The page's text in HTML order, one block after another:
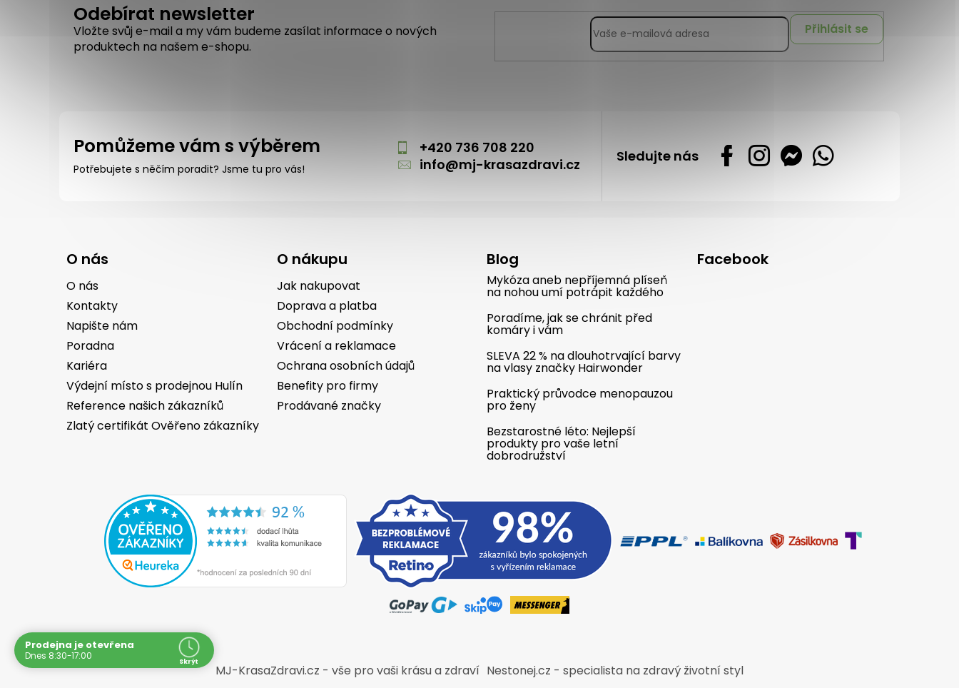
Odebírat newsletter
Vložte svůj e-mail a my vám budeme zasílat informace o nových
produktech na našem e-shopu.
Přihlásit se
Pomůžeme vám s výběrem
Potřebujete s něčím poradit? Jsme tu pro vás!
+420 736 708 220
info@mj-krasazdravi.cz Sledujte nás
O nás
O nás
Kontakty
Napište nám
Poradna
Kariéra
Výdejní místo s prodejnou Hulín
Reference našich zákazníků
Zlatý certifikát Ověřeno zákazníky
O nákupu
Jak nakupovat
Doprava a platba
Obchodní podmínky
Vrácení a reklamace
Ochrana osobních údajů
Benefity pro firmy
Prodávané značky
Blog
Mykóza aneb nepříjemná plíseň
na nohou umí potrápit každého
Poradíme, jak se chránit před
komáry i vám
SLEVA 22 % na dlouhotrvající barvy
na vlasy značky Hairwonder
Praktický průvodce menopauzou
pro ženy
Bezstarostné léto: Nejlepší
produkty pro vaše letní
dobrodružství
Facebook
MJ-KrasaZdravi.cz - vše pro vaši krásu a zdraví Nestonej.cz - specialista na zdravý životní styl
Prodejna je otevřena
Dnes 8:30-17:00 Skrýt